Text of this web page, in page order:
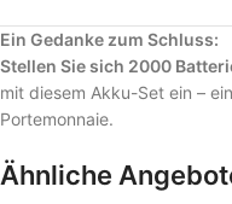
Ein Gedanke zum Schluss:
Stellen Sie sich 2000
mit diesem Akku-Set ein –
Portemonnaie.
Ähnliche